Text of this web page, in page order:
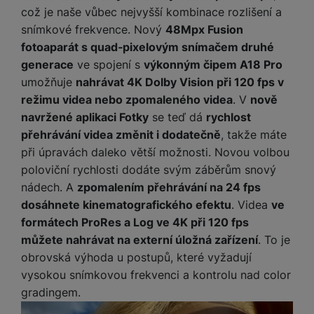
Tyto cookies nám umožňují měření výkonu našeho webu i
našich reklamních kampaní. Jejich pomocí určujeme počet
návštěv a zdroje návštěv našich internetových stránek. Data
získaná pomocí těchto cookies zpracováváme souhrnně a
anonymně, takže nejsme schopni identifikovat konkrétní
uživatele našeho webu.
Marketingové
Marketingové - abychom vás neobtěžovali nevhodnou
reklamou.
Povoleno
Marketingové cookies používáme my nebo naši partneři,
abychom vám mohli zobrazit vhodné obsahy nebo reklamy jak
na našich stránkách, tak na stránkách třetích stran.
n
st
ví
k
v
a
v
a
č
ů
m
v
l
a
č
e
H
e
n
í
sl
u
c
h
á
k
l
v
i
z
e
D
á
l
k
v
é
o
v
l
a
a
P
e
b
a
n
k
e
P
a
což je naše vůbec nejvyšší kombinace rozlišení a
snímkové frekvence. Nový 48Mpx Fusion
fotoaparát s quad‑pixelovým snímačem druhé
generace ve spojení s výkonným čipem A18 Pro
umožňuje nahrávat 4K Dolby Vision při 120 fps v
režimu videa nebo zpomaleného videa. V nově
navržené aplikaci Fotky se teď dá rychlost
přehrávání videa změnit i dodatečně, takže máte
při úpravách daleko větší možnosti. Novou volbou
poloviční rychlosti dodáte svým záběrům snový
nádech. A zpomalením přehrávání na 24 fps
dosáhnete kinematografického efektu. Videa ve
formátech ProRes a Log ve 4K při 120 fps
můžete nahrávat na externí úložná zařízení. To je
obrovská výhoda u postupů, které vyžadují
vysokou snímkovou frekvenci a kontrolu nad color
gradingem.